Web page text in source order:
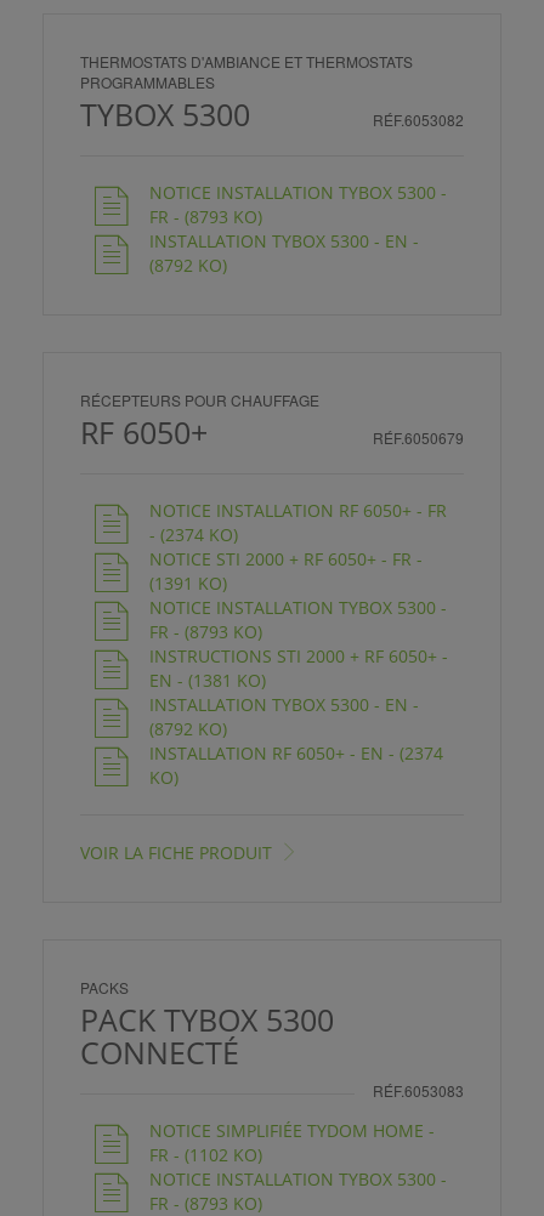
THERMOSTATS D'AMBIANCE ET THERMOSTATS
PROGRAMMABLES
TYBOX 5300 RÉF.6053082
NOTICE INSTALLATION TYBOX 5300 -
FR - (8793 KO)
INSTALLATION TYBOX 5300 - EN -
(8792 KO)
RÉCEPTEURS POUR CHAUFFAGE
RF 6050+ RÉF.6050679
NOTICE INSTALLATION RF 6050+ - FR
- (2374 KO)
NOTICE STI 2000 + RF 6050+ - FR -
(1391 KO)
NOTICE INSTALLATION TYBOX 5300 -
FR - (8793 KO)
INSTRUCTIONS STI 2000 + RF 6050+ -
EN - (1381 KO)
INSTALLATION TYBOX 5300 - EN -
(8792 KO)
INSTALLATION RF 6050+ - EN - (2374
KO)
VOIR LA FICHE PRODUIT
PACKS
PACK TYBOX 5300
CONNECTÉ
RÉF.6053083
NOTICE SIMPLIFIÉE TYDOM HOME -
FR - (1102 KO)
NOTICE INSTALLATION TYBOX 5300 -
FR - (8793 KO)